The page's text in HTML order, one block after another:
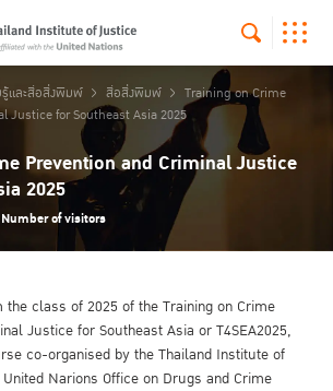
รู้และสื่อสิ่งพิมพ์ สื่อสิ่งพิมพ์
Training on Crime
Justice for Southeast Asia 2025
Prevention and Criminal Justice
2025
of visitors
class of 2025 of the Training on Crime
Justice for Southeast Asia or T4SEA2025,
co-organised by the Thailand Institute of
Narions Office on Drugs and Crime